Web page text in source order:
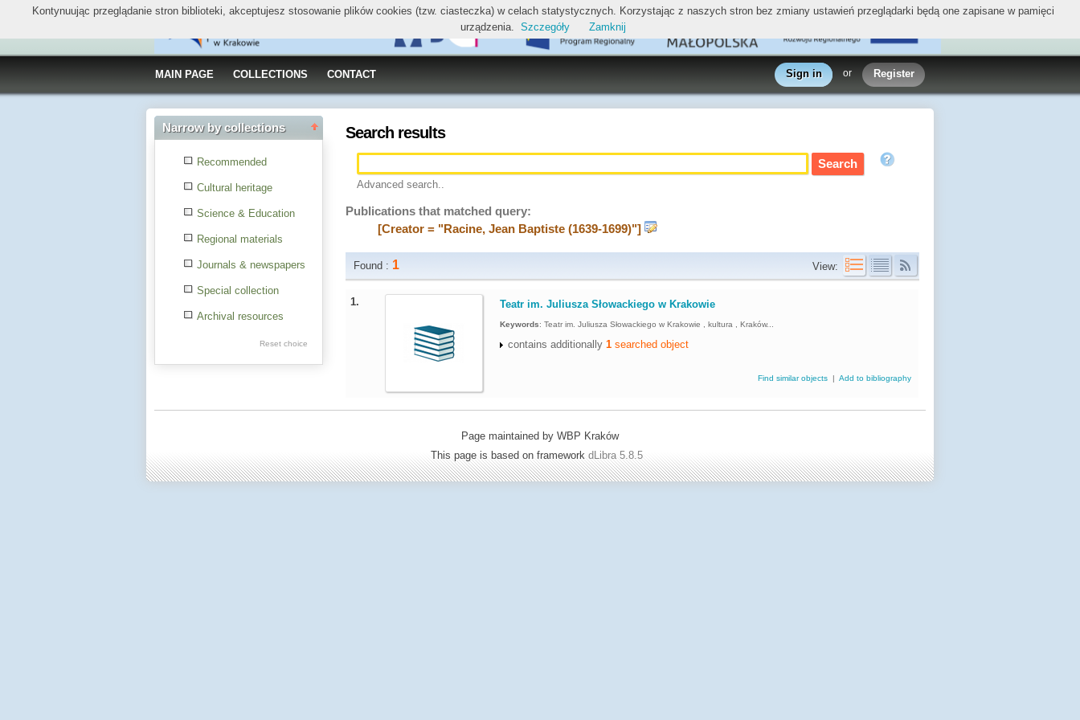
MAIN PAGE COLLECTIONS CONTACT Sign in or Register
Narrow by collections
Recommended
Cultural heritage
Science & Education
Regional materials
Journals & newspapers
Special collection
Archival resources
Reset choice
Search results
Advanced search..
Publications that matched query:
[Creator = "Racine, Jean Baptiste (1639-1699)"]
Found : 1 View:
1. Teatr im. Juliusza Słowackiego w Krakowie
Keywords:Teatr im. Juliusza Słowackiego w Krakowie , kultura , Kraków...
contains additionally1 searched object
Find similar objects |Add to bibliography
Page maintained by WBP Kraków
This page is based on framework dLibra 5.8.5
Kontynuując przeglądanie stron biblioteki, akceptujesz stosowanie plików cookies (tzw. ciasteczka) w celach statystycznych. Korzystając z naszych stron bez zmiany ustawień przeglądarki będą one zapisane w pamięci
urządzenia. Szczegóły Zamknij